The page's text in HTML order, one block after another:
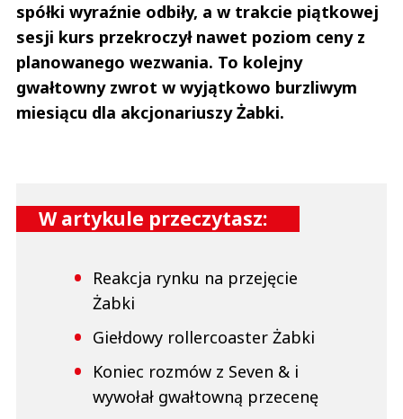
spółki wyraźnie odbiły, a w trakcie piątkowej
sesji kurs przekroczył nawet poziom ceny z
planowanego wezwania. To kolejny
gwałtowny zwrot w wyjątkowo burzliwym
miesiącu dla akcjonariuszy Żabki.
W artykule przeczytasz:
Reakcja rynku na przejęcie
Żabki
Giełdowy rollercoaster Żabki
Koniec rozmów z Seven & i
wywołał gwałtowną przecenę